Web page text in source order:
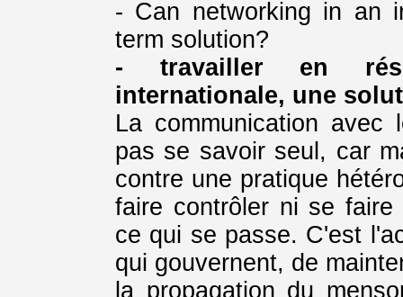
- Can networking in an
term solution?
- travailler en
internationale, une
La communication
pas se savoir seul, car
contre une pratique
faire contrôler ni se
ce qui se passe. C'est
qui gouvernent, de
la propagation du